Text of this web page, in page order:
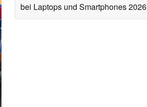
bei Laptops und Smartphones 2026